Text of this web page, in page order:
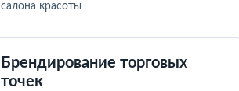
салона красоты
Брендирование торговых
точек